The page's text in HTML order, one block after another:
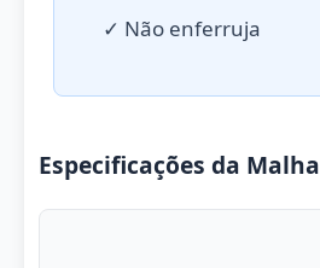
✓ Não enferruja
Especificações da Malha